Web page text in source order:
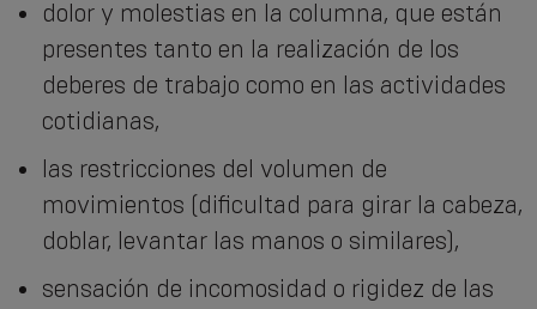
dolor y molestias en la columna, que están
presentes tanto en la realización de los
deberes de trabajo como en las actividades
cotidianas,
las restricciones del volumen de
movimientos (dificultad para girar la cabeza,
doblar, levantar las manos o similares),
sensación de incomosidad o rigidez de las